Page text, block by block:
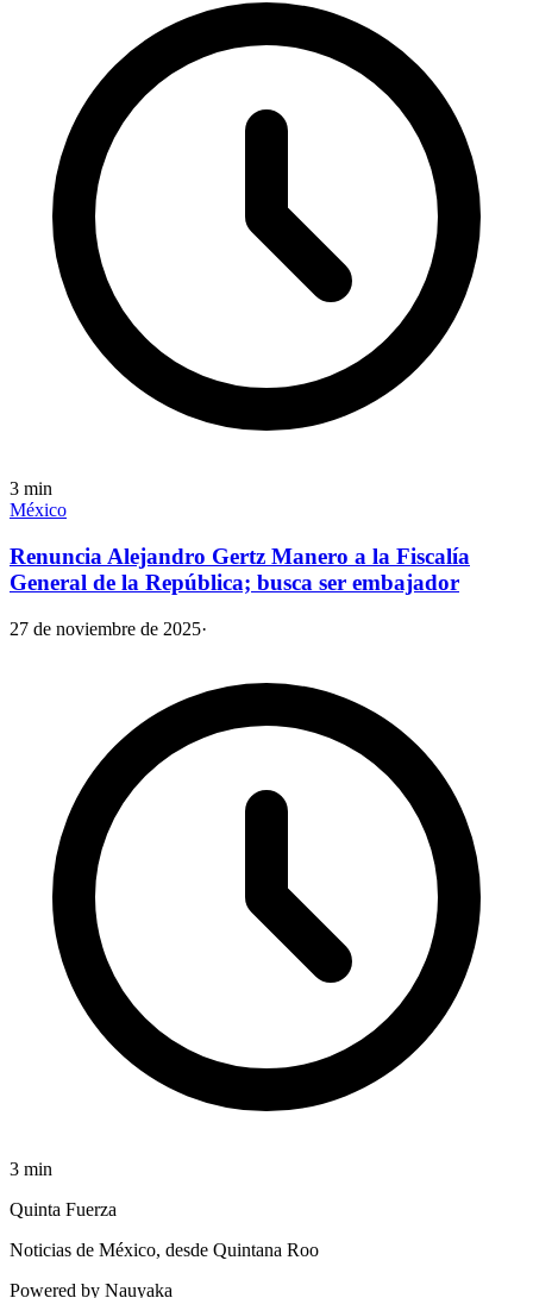
3 min
México
Renuncia Alejandro Gertz Manero a la Fiscalía
General de la República; busca ser embajador
27 de noviembre de 2025·
3 min
Quinta Fuerza
Noticias de México, desde Quintana Roo
Powered by Nauyaka